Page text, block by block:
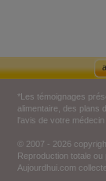
*Les témoignages
alimentaire, des plans
l'avis de votre
© 2007 - 2026
Reproduction totale ou
Aujourdhui.com